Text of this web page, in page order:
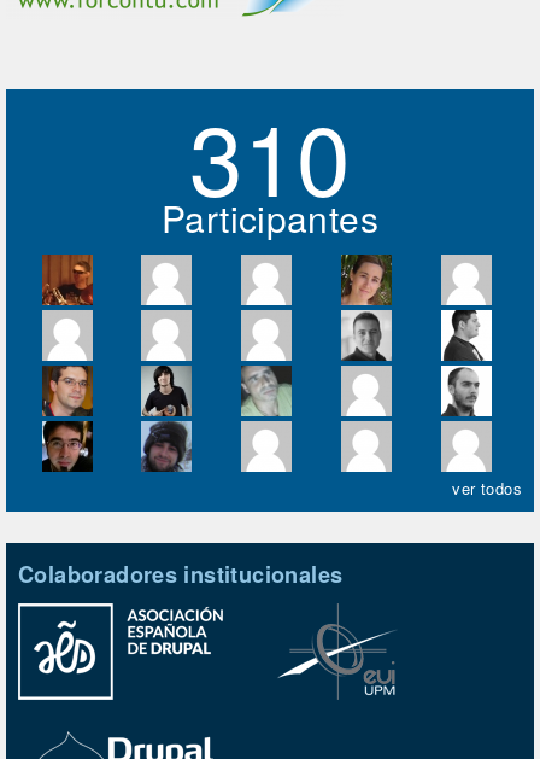
310
Participantes
ver todos
Colaboradores institucionales